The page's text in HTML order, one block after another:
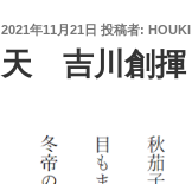
投
稿
日:
2021年11月21日 投稿者: HOUKI
天 吉川創揮